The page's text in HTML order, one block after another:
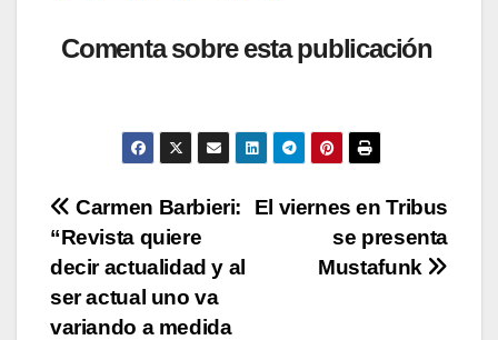
at c
b
o
k
tt
p
Li
n
k
m
ar
tir
Comenta sobre esta publicación
Navegación
de
entradas
El viernes en Tribus
se presenta
Mustafunk
Carmen Barbieri:
“Revista quiere
decir actualidad y al
ser actual uno va
variando a medida